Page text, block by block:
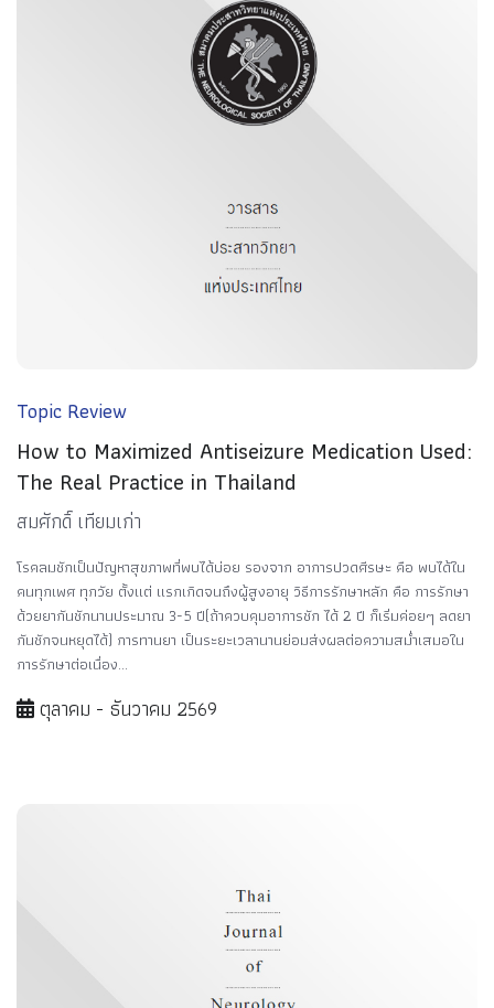
Topic Review
How to Maximized Antiseizure Medication Used:
The Real Practice in Thailand
สมศักดิ์ เทียมเก่า
โรคลมชักเป็นปัญหาสุขภาพที่พบได้บ่อย รองจาก อาการปวดศีรษะ คือ พบได้ใน
คนทุกเพศ ทุกวัย ตั้งแต่ แรกเกิดจนถึงผู้สูงอายุ วิธีการรักษาหลัก คือ การรักษา
ด้วยยากันชักนานประมาณ 3-5 ปี(ถ้าควบคุมอาการชัก ได้ 2 ปี ก็เริ่มค่อยๆ ลดยา
กันชักจนหยุดได้) การทานยา เป็นระยะเวลานานย่อมส่งผลต่อความสม่ำเสมอใน
การรักษาต่อเนื่อง...
ตุลาคม - ธันวาคม 2569